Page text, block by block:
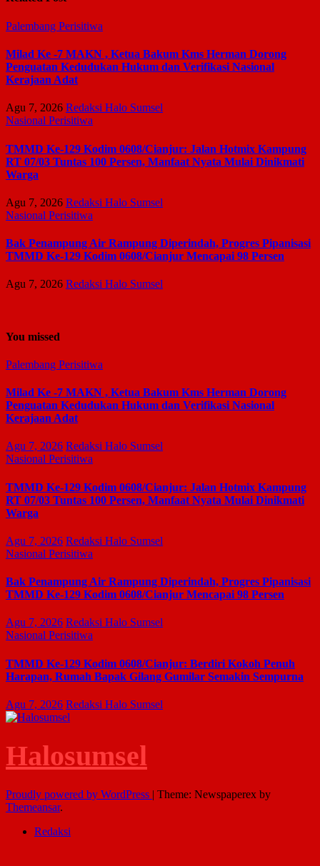
Palembang Perisitiwa
Milad Ke -7 MAKN , Ketua Bakum Kms Herman Dorong
Penguatan Kedudukan Hukum dan Verifikasi Nasional
Kerajaan Adat
Agu 7, 2026 Redaksi Halo Sumsel
Nasional Perisitiwa
TMMD Ke-129 Kodim 0608/Cianjur: Jalan Hotmix Kampung
RT 07/03 Tuntas 100 Persen, Manfaat Nyata Mulai Dinikmati
Warga
Agu 7, 2026 Redaksi Halo Sumsel
Nasional Perisitiwa
Bak Penampung Air Rampung Diperindah, Progres Pipanisasi
TMMD Ke-129 Kodim 0608/Cianjur Mencapai 98 Persen
Agu 7, 2026 Redaksi Halo Sumsel
You missed
Palembang Perisitiwa
Milad Ke -7 MAKN , Ketua Bakum Kms Herman Dorong
Penguatan Kedudukan Hukum dan Verifikasi Nasional
Kerajaan Adat
Agu 7, 2026 Redaksi Halo Sumsel
Nasional Perisitiwa
TMMD Ke-129 Kodim 0608/Cianjur: Jalan Hotmix Kampung
RT 07/03 Tuntas 100 Persen, Manfaat Nyata Mulai Dinikmati
Warga
Agu 7, 2026 Redaksi Halo Sumsel
Nasional Perisitiwa
Bak Penampung Air Rampung Diperindah, Progres Pipanisasi
TMMD Ke-129 Kodim 0608/Cianjur Mencapai 98 Persen
Agu 7, 2026 Redaksi Halo Sumsel
Nasional Perisitiwa
TMMD Ke-129 Kodim 0608/Cianjur: Berdiri Kokoh Penuh
Harapan, Rumah Bapak Gilang Gumilar Semakin Sempurna
Agu 7, 2026 Redaksi Halo Sumsel
Halosumsel
Proudly powered by WordPress | Theme: Newspaperex by
Themeansar.
Redaksi